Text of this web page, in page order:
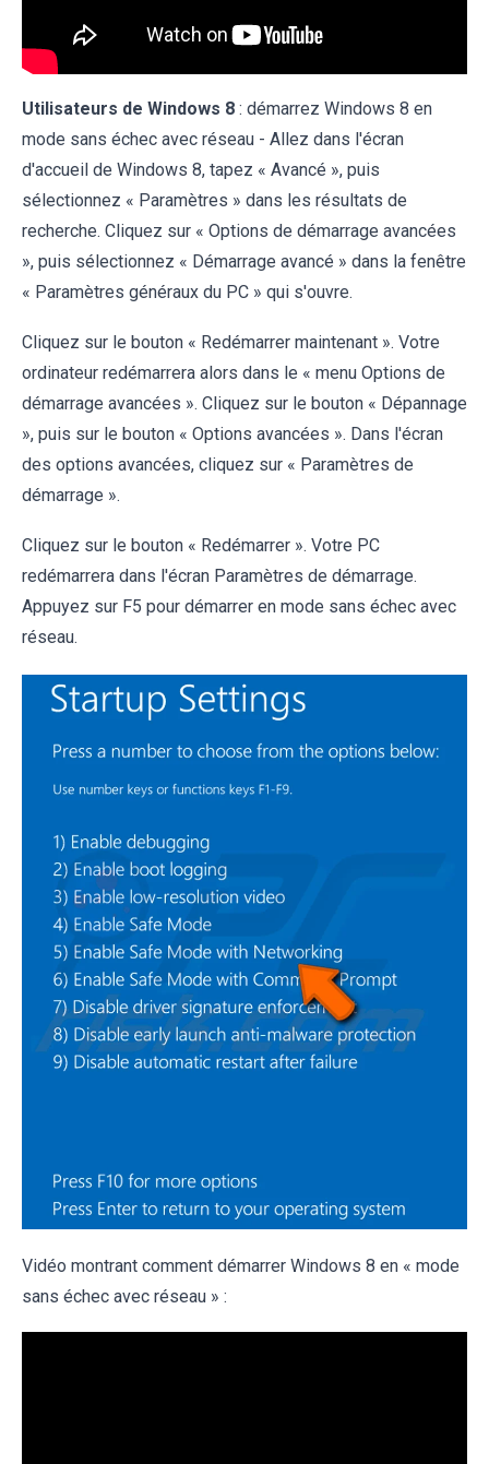
Utilisateurs de Windows 8 : démarrez Windows 8 en
mode sans échec avec réseau - Allez dans l'écran
d'accueil de Windows 8, tapez « Avancé », puis
sélectionnez « Paramètres » dans les résultats de
recherche. Cliquez sur « Options de démarrage avancées
», puis sélectionnez « Démarrage avancé » dans la fenêtre
« Paramètres généraux du PC » qui s'ouvre.
Cliquez sur le bouton « Redémarrer maintenant ». Votre
ordinateur redémarrera alors dans le « menu Options de
démarrage avancées ». Cliquez sur le bouton « Dépannage
», puis sur le bouton « Options avancées ». Dans l'écran
des options avancées, cliquez sur « Paramètres de
démarrage ».
Cliquez sur le bouton « Redémarrer ». Votre PC
redémarrera dans l'écran Paramètres de démarrage.
Appuyez sur F5 pour démarrer en mode sans échec avec
réseau.
Vidéo montrant comment démarrer Windows 8 en « mode
sans échec avec réseau » :